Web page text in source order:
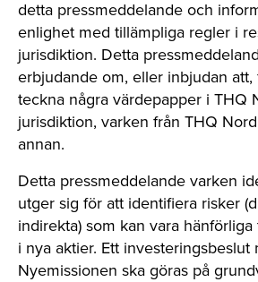
detta pressmeddelande och
enlighet med tillämpliga regler i
jurisdiktion. Detta
erbjudande om, eller inbjudan
teckna några värdepapper i THQ
jurisdiktion, varken från THQ
annan.
Detta pressmeddelande varken
utger sig för att identifiera risker
indirekta) som kan vara
i nya aktier. Ett
Nyemissionen ska göras på